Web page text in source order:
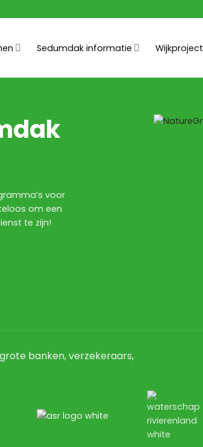
Sedumdak informatie Wijkproject
voor
om een
te zijn!
banken, verzekeraars,